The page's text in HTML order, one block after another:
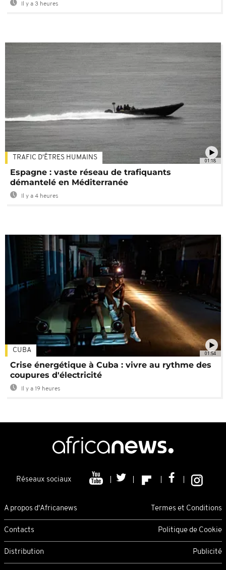
Il y a 3 heures
01:18
TRAFIC D'ÊTRES HUMAINS
Espagne : vaste réseau de trafiquants
démantelé en Méditerranée
Il y a 4 heures
01:54
CUBA
Crise énergétique à Cuba : vivre au rythme des
coupures d'électricité
Il y a 19 heures
Réseaux sociaux
A propos d'Africanews Termes et Conditions
Contacts Politique de Cookie
Distribution Publicité